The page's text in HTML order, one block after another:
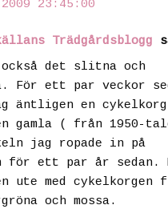
23:45:00
Trädgårdsblogg
det slitna och
För ett par veckor
äntligen en cykelkorg
gamla ( från 1950-
jag ropade in på
för ett par år sedan.
ute med cykelkorgen
och mossa.